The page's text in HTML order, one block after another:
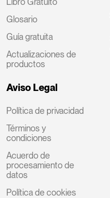
Glosario
Guía gratuita
Actualizaciones de
productos
Aviso Legal
Política de privacidad
Términos y
condiciones
Acuerdo de
procesamiento de
datos
Política de cookies